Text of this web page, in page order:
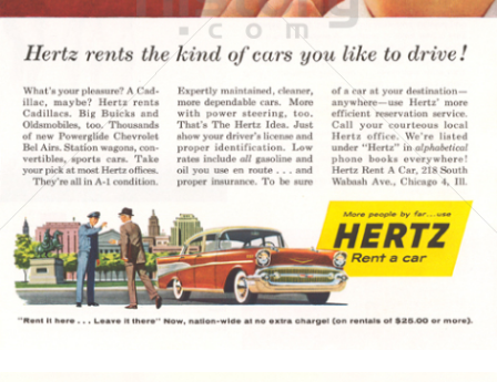
HERTZ
Hertz Autovermietung GmbH, 65760 Eschborn
1957